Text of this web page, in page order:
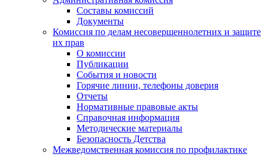
Составы комиссий
Документы
Комиссия по делам несовершеннолетних и защите
их прав
О комиссии
Публикации
События и новости
Горячие линии, телефоны доверия
Отчеты
Нормативные правовые акты
Справочная информация
Методические материалы
Безопасность Детства
Межведомственная комиссия по профилактике